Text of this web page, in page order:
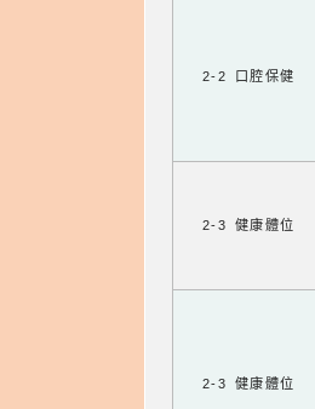
2-2 口腔保健
2-3 健康體位
2-3 健康體位